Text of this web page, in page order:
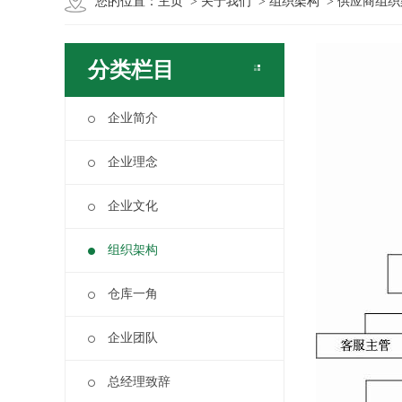
分类栏目
企业简介
企业理念
企业文化
组织架构
仓库一角
企业团队
总经理致辞